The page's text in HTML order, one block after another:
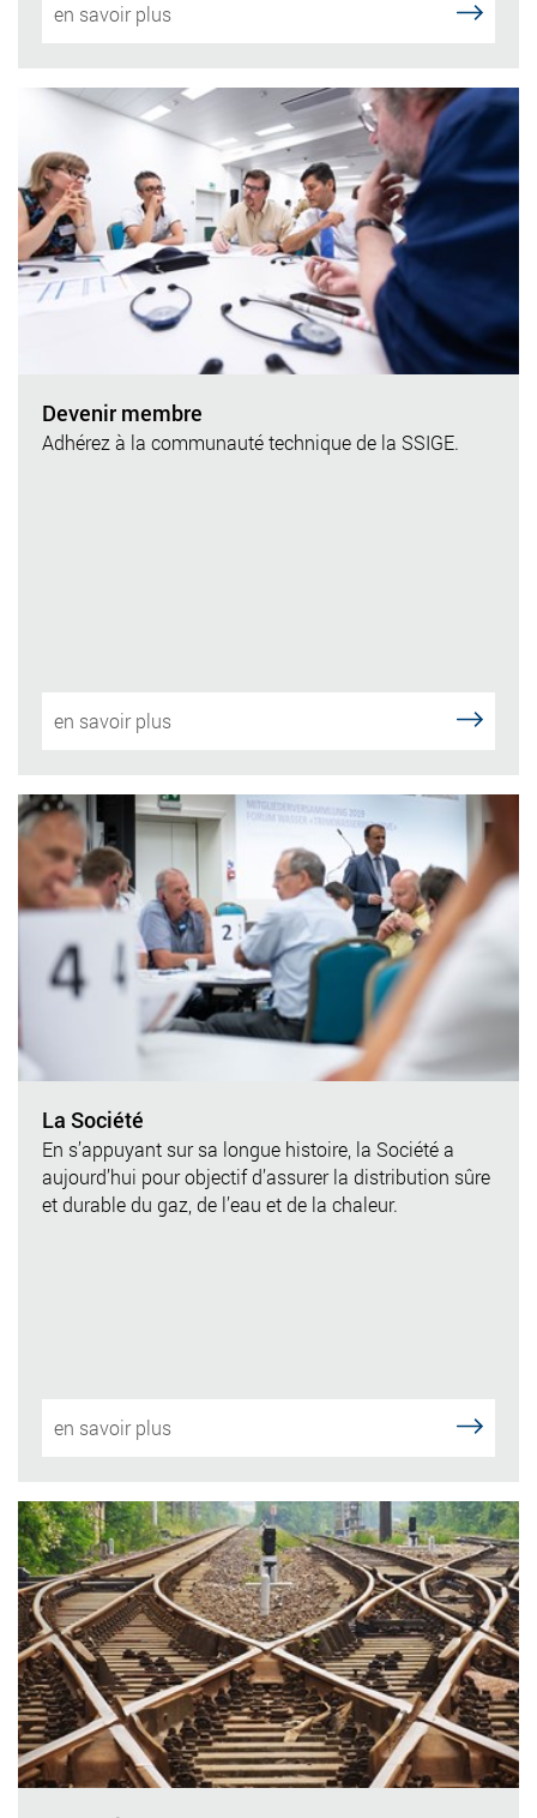
en savoir plus
Devenir membre
Adhérez à la communauté technique de la SSIGE.
en savoir plus
La Société
En s’appuyant sur sa longue histoire, la Société a
aujourd’hui pour objectif d’assurer la distribution sûre
et durable du gaz, de l’eau et de la chaleur.
en savoir plus